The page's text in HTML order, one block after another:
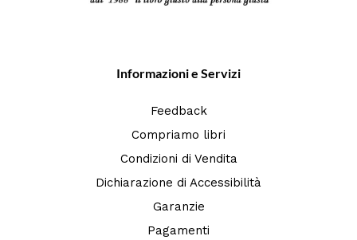
Informazioni e Servizi
Feedback
Compriamo libri
Condizioni di Vendita
Dichiarazione di Accessibilità
Garanzie
Pagamenti